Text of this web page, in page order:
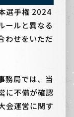
選手権 2024
ールと異なる
わせをいただ
務局では、当
に不備が確認
会運営に関す